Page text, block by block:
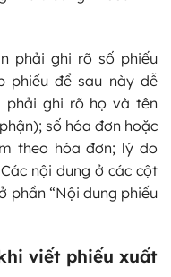
phải ghi rõ số phiếu
phiếu để sau này dễ
phải ghi rõ họ và tên
số hóa đơn hoặc
theo hóa đơn; lý do
nội dung ở các cột
phần “Nội dung phiếu
viết phiếu xuất